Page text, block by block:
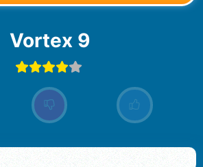
Vortex 9